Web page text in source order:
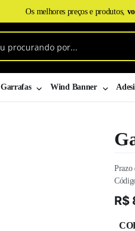
Os melhores preços e produtos,
Garrafas Wind Banner
Prazo
R$